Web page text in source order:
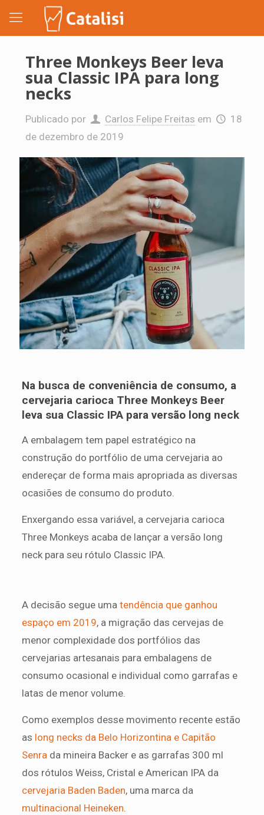
Three Monkeys Beer leva
sua Classic IPA para long
necks
Publicado por Carlos Felipe Freitas em
18
de dezembro de 2019
Na busca de conveniência de consumo, a
cervejaria carioca Three Monkeys Beer
leva sua Classic IPA para versão long neck
A embalagem tem papel estratégico na
construção do portfólio de uma cervejaria ao
endereçar de forma mais apropriada as diversas
ocasiões de consumo do produto.
Enxergando essa variável, a cervejaria carioca
Three Monkeys acaba de lançar a versão long
neck para seu rótulo Classic IPA.
A decisão segue uma tendência que ganhou
espaço em 2019, a migração das cervejas de
menor complexidade dos portfólios das
cervejarias artesanais para embalagens de
consumo ocasional e individual como garrafas e
latas de menor volume.
Como exemplos desse movimento recente estão
as long necks da Belo Horizontina e Capitão
Senrada mineira Backer e as garrafas 300 ml
dos rótulos Weiss, Cristal e American IPA da
cervejaria Baden Baden, uma marca da
multinacional Heineken.